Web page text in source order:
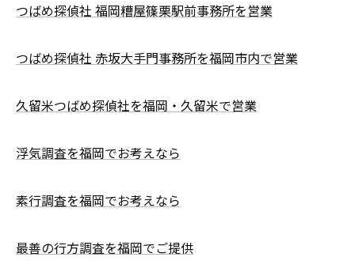
つばめ探偵社 福岡糟屋篠栗駅前事務所を営業
つばめ探偵社 赤坂大手門事務所を福岡市内で営業
久留米つばめ探偵社を福岡・久留米で営業
浮気調査を福岡でお考えなら
素行調査を福岡でお考えなら
最善の行方調査を福岡でご提供